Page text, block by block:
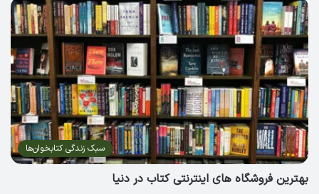
سبک زندگی کتابخوان‌ها
بهترین فروشگاه های اینترنتی کتاب در دنیا